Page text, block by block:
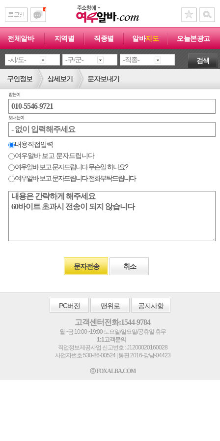
전체알바 지역별 직종별 알바지도 오늘본광고
검색
구인정보 상세보기 문자보내기
받는이
보내는이
내용직접입력
여우알바 보고 문자드립니다
여우알바 보고 문자드립니다 무슨일 하나요?
여우알바 보고 문자드립니다 전화부탁드립니다
문자전송 취소
PC버전 맨위로 공지사항
고객센터전화:1544-9784
월~금 10:00~19:00 토요일/일요일/공휴일 휴무
1:1고객문의
직업정보제공사업 신고번호 : J1200020160028
사업자번호:530-86-00524 | 통판:2016-강남-04423
ⓒ FOXALBA.COM